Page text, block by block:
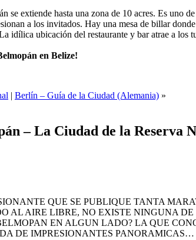
se extiende hasta una zona de 10 acres. Es uno
a los invitados. Hay una mesa de billar
idílica ubicación del restaurante y bar atrae a los
en Belize!
| Berlín – Guía de la Ciudad (Alemania) »
– La Ciudad de la Reserva
QUE SE PUBLIQUE TANTA
AL AIRE LIBRE, NO EXISTE NINGUNA
EN ALGUN LADO? LA QUE
DE IMPRESIONANTES